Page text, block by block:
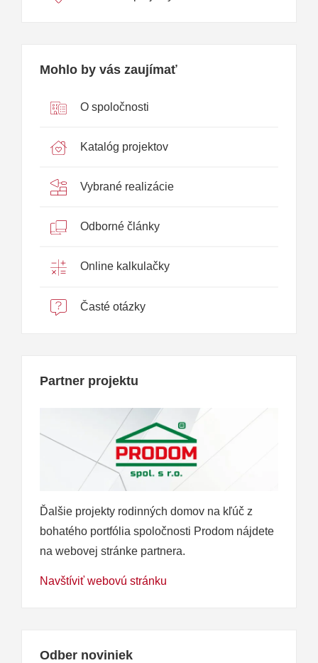
Mohlo by vás zaujímať
O spoločnosti
Katalóg projektov
Vybrané realizácie
Odborné články
Online kalkulačky
Časté otázky
Partner projektu
Ďalšie projekty rodinných domov na kľúč z
bohatého portfólia spoločnosti Prodom nájdete
na webovej stránke partnera.
Navštíviť webovú stránku
Odber noviniek